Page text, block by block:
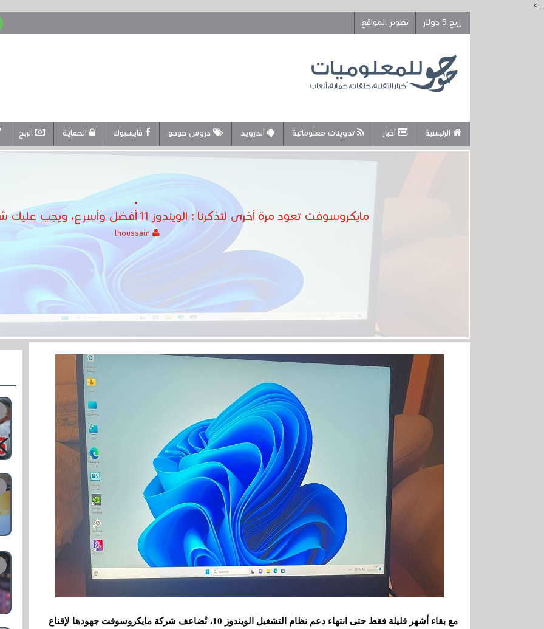
-->
إربح 5 دولار
تطوير المواقع
الرئيسية أخبار تدوينات معلوماتية أندرويد دروس حوحو فايسبوك الحماية الربح
مايكروسوفت تعود مرة أخرى لتذكرنا : الويندوز 11 أفضل وأسرع، ويجب عليك شراء جهاز كمبيوتر آخر
مع بقاء أشهر قليلة فقط حتى انتهاء دعم نظام التشغيل الويندوز 10، تُضاعف شركة مايكروسوفت جهودها لإقناع